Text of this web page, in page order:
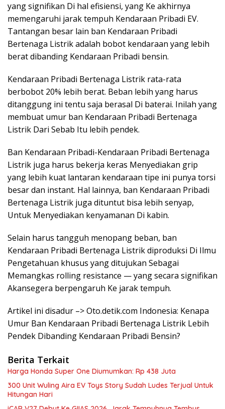
yang signifikan Di hal efisiensi, yang Ke akhirnya
memengaruhi jarak tempuh Kendaraan Pribadi EV.
Tantangan besar lain ban Kendaraan Pribadi
Bertenaga Listrik adalah bobot kendaraan yang lebih
berat dibanding Kendaraan Pribadi bensin.
Kendaraan Pribadi Bertenaga Listrik rata-rata
berbobot 20% lebih berat. Beban lebih yang harus
ditanggung ini tentu saja berasal Di baterai. Inilah yang
membuat umur ban Kendaraan Pribadi Bertenaga
Listrik Dari Sebab Itu lebih pendek.
Ban Kendaraan Pribadi-Kendaraan Pribadi Bertenaga
Listrik juga harus bekerja keras Menyediakan grip
yang lebih kuat lantaran kendaraan tipe ini punya torsi
besar dan instant. Hal lainnya, ban Kendaraan Pribadi
Bertenaga Listrik juga dituntut bisa lebih senyap,
Untuk Menyediakan kenyamanan Di kabin.
Selain harus tangguh menopang beban, ban
Kendaraan Pribadi Bertenaga Listrik diproduksi Di Ilmu
Pengetahuan khusus yang ditujukan Sebagai
Memangkas rolling resistance — yang secara signifikan
Akansegera berpengaruh Ke jarak tempuh.
Artikel ini disadur –> Oto.detik.com Indonesia: Kenapa
Umur Ban Kendaraan Pribadi Bertenaga Listrik Lebih
Pendek Dibanding Kendaraan Pribadi Bensin?
Berita Terkait
Harga Honda Super One Diumumkan: Rp 438 Juta
300 Unit Wuling Aira EV Toys Story Sudah Ludes Terjual Untuk
Hitungan Hari